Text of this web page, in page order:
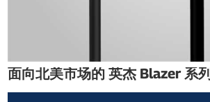
面向北美市场的 英杰 Blazer 系列